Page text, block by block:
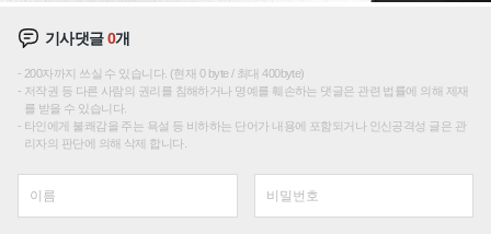
기사댓글0개
200자까지 쓰실 수 있습니다. (현재 0 byte / 최대 400byte)
저작권 등 다른 사람의 권리를 침해하거나 명예를 훼손하는 댓글은 관련 법률에 의해 제재
를 받을 수 있습니다.
타인에게 불쾌감을 주는 욕설 등 비하하는 단어가 내용에 포함되거나 인신공격성 글은 관
리자의 판단에 의해 삭제 합니다.